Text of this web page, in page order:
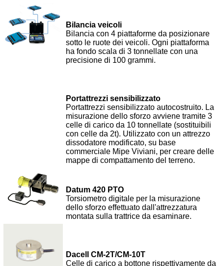
Bilancia veicoli
Bilancia con 4 piattaforme da posizionare
sotto le ruote dei veicoli. Ogni piattaforma
ha fondo scala di 3 tonnellate con una
precisione di 100 grammi.
Portattrezzi sensibilizzato
Portattrezzi sensibilizzato autocostruito. La
misurazione dello sforzo avviene tramite 3
celle di carico da 10 tonnellate (sostituibili
con celle da 2t). Utilizzato con un attrezzo
dissodatore modificato, su base
commerciale Mipe Viviani, per creare delle
mappe di compattamento del terreno.
Datum 420 PTO
Torsiometro digitale per la misurazione
dello sforzo effettuato dall'attrezzatura
montata sulla trattrice da esaminare.
Dacell CM-2T/CM-10T
Celle di carico a bottone rispettivamente da